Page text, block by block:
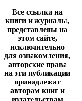
Все ссылки на
книги и журналы,
представлены на
этом сайте,
исключительно
для ознакомления,
авторские права
на эти публикации
принадлежат
авторам книг и
издательствам